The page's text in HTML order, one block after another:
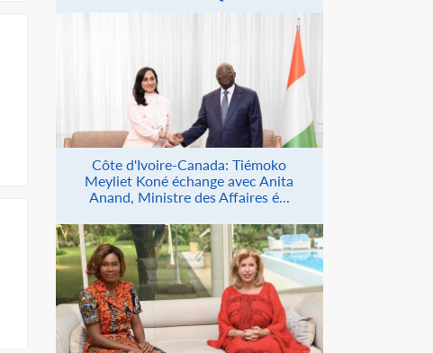
Côte d'Ivoire-Canada: Tiémoko
Meyliet Koné échange avec Anita
Anand, Ministre des Affaires é...